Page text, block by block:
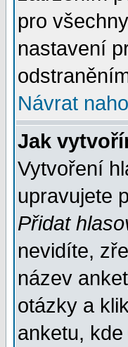
pro
nastavení
Návrat
Jak
Vytvoření
upravujete
Přidat
nevidíte,
název
otázky a
anketu,